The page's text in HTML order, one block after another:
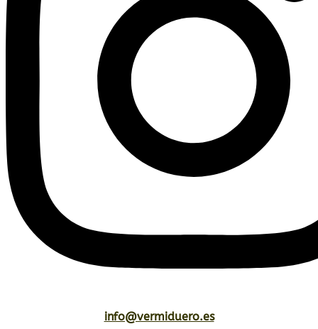
info@vermiduero.es